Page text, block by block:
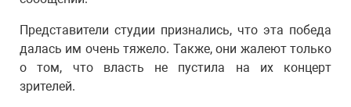
Представители студии признались, что эта победа
далась им очень тяжело. Также, они жалеют только
о том, что власть не пустила на их концерт
зрителей.